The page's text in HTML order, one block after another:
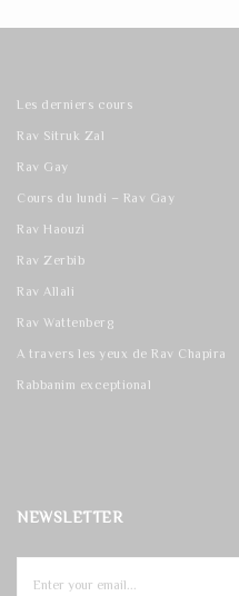
Les derniers cours
Rav Sitruk Zal
Rav Gay
Cours du lundi – Rav Gay
Rav Haouzi
Rav Zerbib
Rav Allali
Rav Wattenberg
A travers les yeux de Rav Chapira
Rabbanim exceptional
NEWSLETTER